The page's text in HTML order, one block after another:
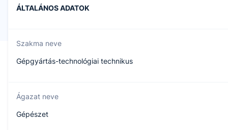
ÁLTALÁNOS ADATOK
Szakma neve
Gépgyártás-technológiai technikus
Ágazat neve
Gépészet